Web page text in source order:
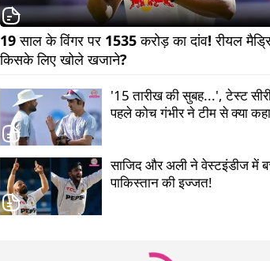
19 साल के विंगर पर 1535 करोड़ का दांव! रीयल
'15 तारीख की सुबह...', टेस्ट
पहले कोच गंभीर ने टीम से क्या
साजिद और अली ने वेस्टइंडीज में
पाकिस्तान की इज्जत!